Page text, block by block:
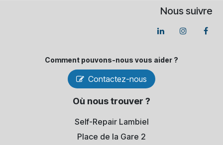
Nous suivre
Comment pouvons-​nous vous aider ?
Contactez-nous
Où nous trouver ?
Self-Repair Lambiel
Place de la Gare 2